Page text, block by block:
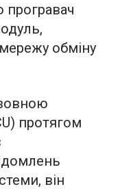
програвач
обміну
протягом
він